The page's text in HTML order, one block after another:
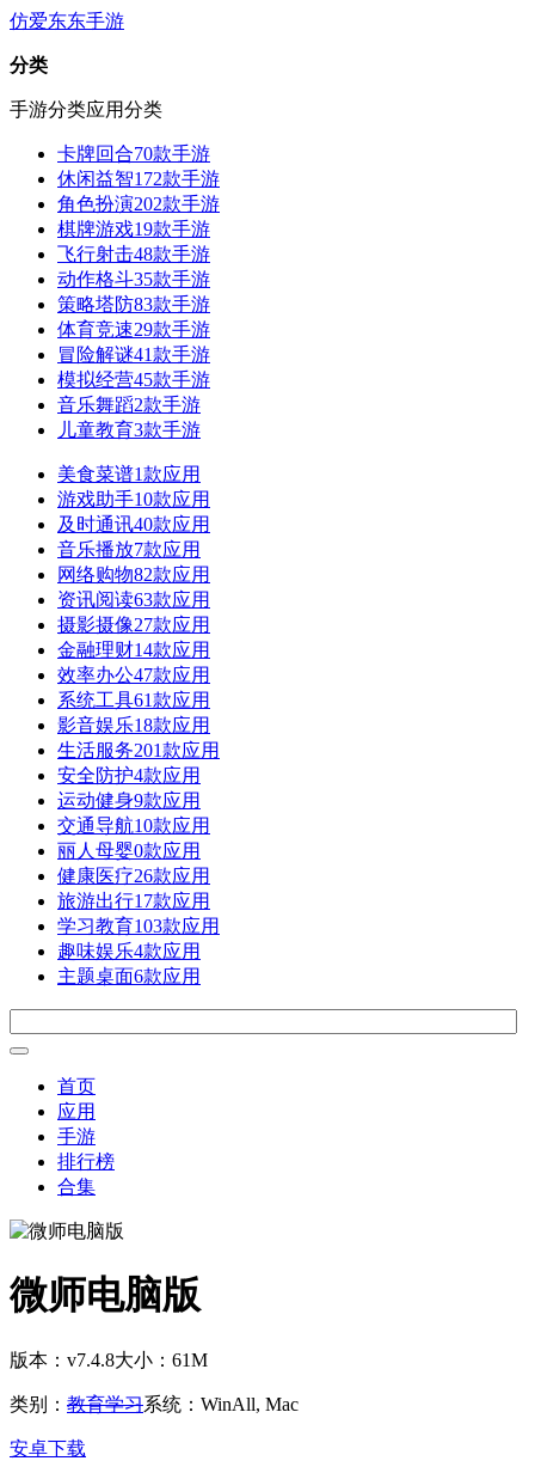
仿爱东东手游
分类
手游分类应用分类
卡牌回合70款手游
休闲益智172款手游
角色扮演202款手游
棋牌游戏19款手游
飞行射击48款手游
动作格斗35款手游
策略塔防83款手游
体育竞速29款手游
冒险解谜41款手游
模拟经营45款手游
音乐舞蹈2款手游
儿童教育3款手游
美食菜谱1款应用
游戏助手10款应用
及时通讯40款应用
音乐播放7款应用
网络购物82款应用
资讯阅读63款应用
摄影摄像27款应用
金融理财14款应用
效率办公47款应用
系统工具61款应用
影音娱乐18款应用
生活服务201款应用
安全防护4款应用
运动健身9款应用
交通导航10款应用
丽人母婴0款应用
健康医疗26款应用
旅游出行17款应用
学习教育103款应用
趣味娱乐4款应用
主题桌面6款应用
首页
应用
手游
排行榜
合集
微师电脑版
版本：v7.4.8大小：61M
类别： 教育学习系统：WinAll, Mac
安卓下载